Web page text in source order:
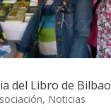
del Libro de
, Noticias